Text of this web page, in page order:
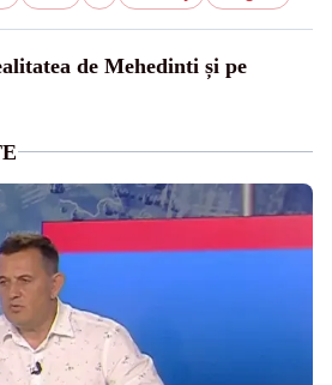
de Mehedinti și pe